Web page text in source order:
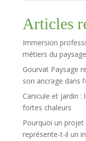
Articles
Immersion
métiers du paysage
Gourvat Paysage
son ancrage dans
Canicule et jardin :
fortes chaleurs
Pourquoi un projet
représente-t-il un